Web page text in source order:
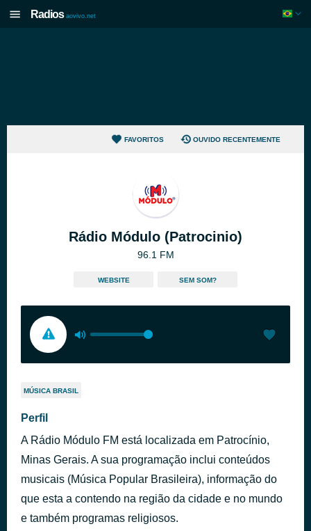
Radios aovivo.net
FAVORITOS OUVIDO RECENTEMENTE
Rádio Módulo (Patrocinio)
96.1 FM
WEBSITE SEM SOM?
MÚSICA BRASIL
Perfil
A Rádio Módulo FM está localizada em Patrocínio,
Minas Gerais. A sua programação inclui conteúdos
musicais (Música Popular Brasileira), informação do
que esta a contendo na região da cidade e no mundo
e também programas religiosos.